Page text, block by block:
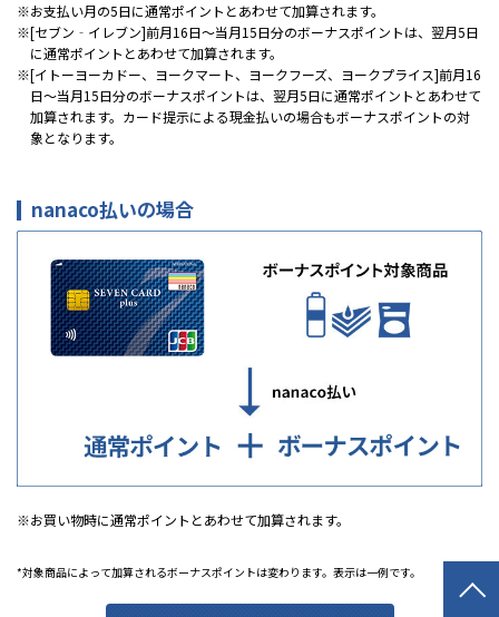
お支払い月の5日に通常ポイントとあわせて加算されます。
[セブン‐イレブン]前月16日～当月15日分のボーナスポイントは、翌月5日
に通常ポイントとあわせて加算されます。
[イトーヨーカドー、ヨークマート、ヨークフーズ、ヨークプライス]前月16
日～当月15日分のボーナスポイントは、翌月5日に通常ポイントとあわせて
加算されます。カード提示による現金払いの場合もボーナスポイントの対
象となります。
nanaco払いの場合
お買い物時に通常ポイントとあわせて加算されます。
*対象商品によって加算されるボーナスポイントは変わります。表示は一例です。